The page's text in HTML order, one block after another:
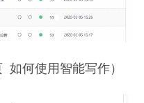
如何使用智能写作）